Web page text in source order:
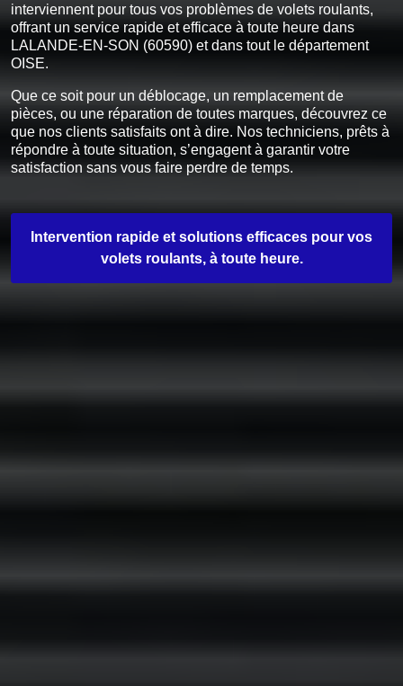
interviennent pour tous vos problèmes de volets roulants,
offrant un service rapide et efficace à toute heure dans
LALANDE-EN-SON (60590) et dans tout le département
OISE.
Que ce soit pour un déblocage, un remplacement de
pièces, ou une réparation de toutes marques, découvrez ce
que nos clients satisfaits ont à dire. Nos techniciens, prêts à
répondre à toute situation, s’engagent à garantir votre
satisfaction sans vous faire perdre de temps.
Intervention rapide et solutions efficaces pour vos
volets roulants, à toute heure.